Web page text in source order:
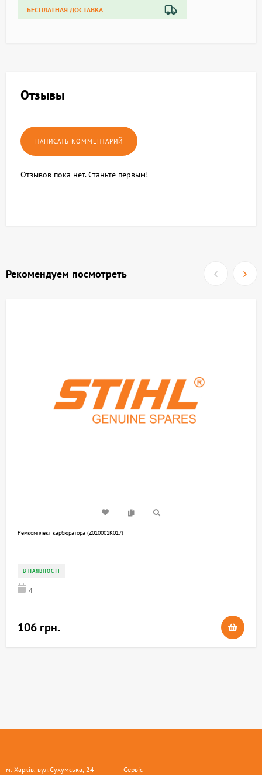
БЕСПЛАТНАЯ ДОСТАВКА
Отзывы
Отзывов пока нет. Станьте первым!
Рекомендуем посмотреть
Ремкомплект карбюратора (Z010001K017)
В НАЯВНОСТІ
4
106 грн.
м. Харків, вул.Сухумська, 24
Сервіс